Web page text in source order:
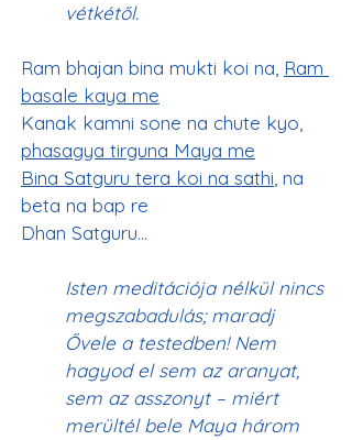
vétkétől.
Ram bhajan bina mukti koi na, Ram
basale kaya me
Kanak kamni sone na chute kyo,
phasagya tirguna Maya me
Bina Satguru tera koi na sathi , na
beta na bap re
Isten meditációja nélkül nincs
megszabadulás; maradj
Ővele a testedben! Nem
hagyod el sem az aranyat,
sem az asszonyt – miért
merültél bele Maya három